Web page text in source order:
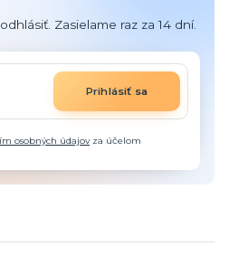
Zasielame raz za 14 dní.
Prihlásiť sa
osobných údajovza účelom